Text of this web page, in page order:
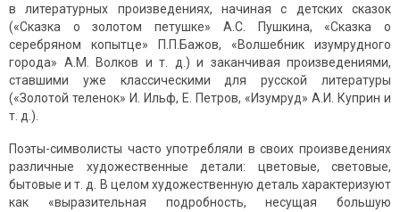
в литературных произведениях, начиная с детских сказок
(«Сказка о золотом петушке» А.С. Пушкина, «Сказка о
серебряном копытце» П.П.Бажов, «Волшебник изумрудного
города» А.М. Волков и т. д.) и заканчивая произведениями,
ставшими уже классическими для русской литературы
(«Золотой теленок» И. Ильф, Е. Петров, «Изумруд» А.И. Куприн и
т. д.).
Поэты-символисты часто употребляли в своих произведениях
различные художественные детали: цветовые, световые,
бытовые и т. д. В целом художественную деталь характеризуют
как «выразительная подробность, несущая большую